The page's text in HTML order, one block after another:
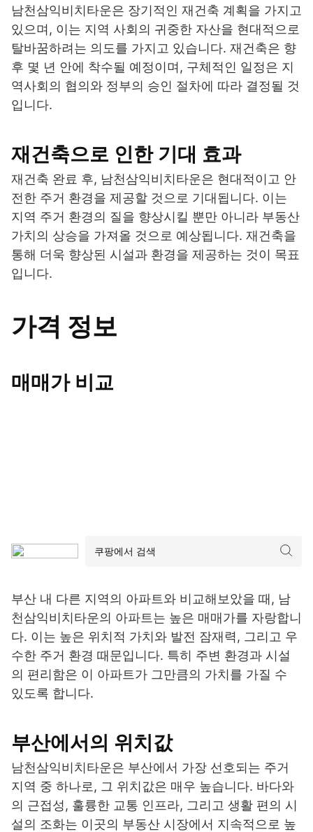
남천삼익비치타운은 장기적인 재건축 계획을 가지고
있으며, 이는 지역 사회의 귀중한 자산을 현대적으로
탈바꿈하려는 의도를 가지고 있습니다. 재건축은 향
후 몇 년 안에 착수될 예정이며, 구체적인 일정은 지
역사회의 협의와 정부의 승인 절차에 따라 결정될 것
입니다.
재건축으로 인한 기대 효과
재건축 완료 후, 남천삼익비치타운은 현대적이고 안
전한 주거 환경을 제공할 것으로 기대됩니다. 이는
지역 주거 환경의 질을 향상시킬 뿐만 아니라 부동산
가치의 상승을 가져올 것으로 예상됩니다. 재건축을
통해 더욱 향상된 시설과 환경을 제공하는 것이 목표
입니다.
가격 정보
매매가 비교
부산 내 다른 지역의 아파트와 비교해보았을 때, 남
천삼익비치타운의 아파트는 높은 매매가를 자랑합니
다. 이는 높은 위치적 가치와 발전 잠재력, 그리고 우
수한 주거 환경 때문입니다. 특히 주변 환경과 시설
의 편리함은 이 아파트가 그만큼의 가치를 가질 수
있도록 합니다.
부산에서의 위치값
남천삼익비치타운은 부산에서 가장 선호되는 주거
지역 중 하나로, 그 위치값은 매우 높습니다. 바다와
의 근접성, 훌륭한 교통 인프라, 그리고 생활 편의 시
설의 조화는 이곳의 부동산 시장에서 지속적으로 높